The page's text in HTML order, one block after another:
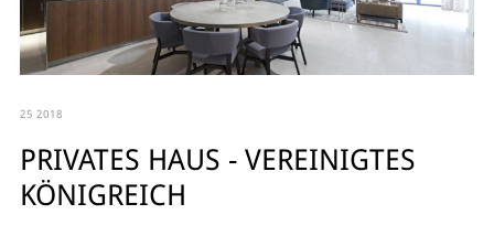
25 2018
PRIVATES HAUS - VEREINIGTES
KÖNIGREICH